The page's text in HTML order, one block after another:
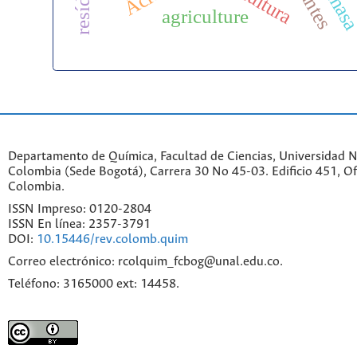
agriculture
Departamento de Química, Facultad de Ciencias, Universidad
Colombia (Sede Bogotá), Carrera 30 No 45-03. Edificio 451,
Colombia.
ISSN Impreso: 0120-2804
ISSN En línea: 2357-3791
DOI: 10.15446/rev.colomb.quim
Correo electrónico: rcolquim_fcbog@unal.edu.co.
Teléfono: 3165000 ext: 14458.